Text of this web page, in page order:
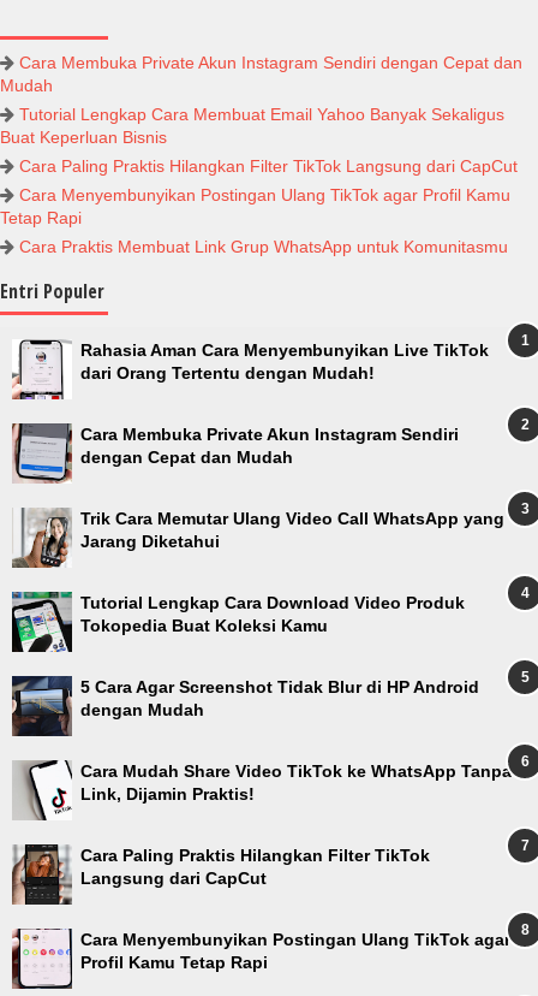
Cara Membuka Private Akun Instagram Sendiri dengan Cepat dan
Mudah
Tutorial Lengkap Cara Membuat Email Yahoo Banyak Sekaligus
Buat Keperluan Bisnis
Cara Paling Praktis Hilangkan Filter TikTok Langsung dari CapCut
Cara Menyembunyikan Postingan Ulang TikTok agar Profil Kamu
Tetap Rapi
Cara Praktis Membuat Link Grup WhatsApp untuk Komunitasmu
Entri Populer
Rahasia Aman Cara Menyembunyikan Live TikTok
dari Orang Tertentu dengan Mudah!
Cara Membuka Private Akun Instagram Sendiri
dengan Cepat dan Mudah
Trik Cara Memutar Ulang Video Call WhatsApp yang
Jarang Diketahui
Tutorial Lengkap Cara Download Video Produk
Tokopedia Buat Koleksi Kamu
5 Cara Agar Screenshot Tidak Blur di HP Android
dengan Mudah
Cara Mudah Share Video TikTok ke WhatsApp Tanpa
Link, Dijamin Praktis!
Cara Paling Praktis Hilangkan Filter TikTok
Langsung dari CapCut
Cara Menyembunyikan Postingan Ulang TikTok agar
Profil Kamu Tetap Rapi